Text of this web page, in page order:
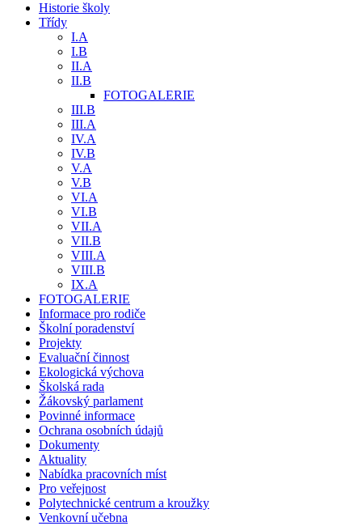
Historie školy
Třídy
I.A
I.B
II.A
II.B
FOTOGALERIE
III.B
III.A
IV.A
IV.B
V.A
V.B
VI.A
VI.B
VII.A
VII.B
VIII.A
VIII.B
IX.A
FOTOGALERIE
Informace pro rodiče
Školní poradenství
Projekty
Evaluační činnost
Ekologická výchova
Školská rada
Žákovský parlament
Povinné informace
Ochrana osobních údajů
Dokumenty
Aktuality
Nabídka pracovních míst
Pro veřejnost
Polytechnické centrum a kroužky
Venkovní učebna